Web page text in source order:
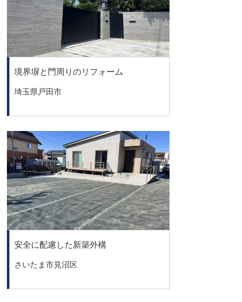
境界塀と門周りのリフォーム
埼玉県戸田市
安全に配慮した新築外構
さいたま市見沼区